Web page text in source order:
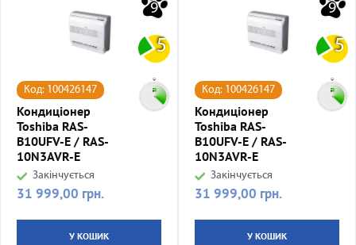
9
5
Код: 100426147
Кондиціонер
Toshiba RAS-
B10UFV-E / RAS-
10N3AVR-E
Закінчується
Ціна
31 999,00 грн.
У КОШИК
9
5
Код: 100426147
Кондиціонер
Toshiba RAS-
B10UFV-E / RAS-
10N3AVR-E
Закінчується
Ціна
31 999,00 грн.
У КОШИК